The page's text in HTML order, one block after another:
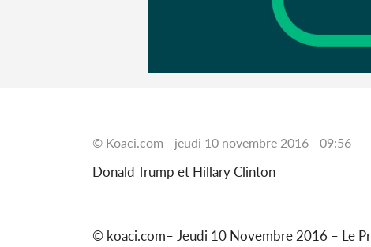
© Koaci.com - jeudi 10 novembre 2016 - 09:56
Donald Trump et Hillary Clinton
© koaci.com– Jeudi 10 Novembre 2016 – Le